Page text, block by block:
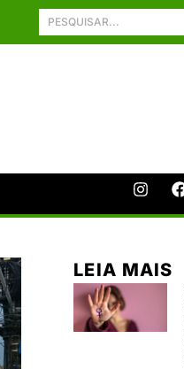
LEIA MAIS